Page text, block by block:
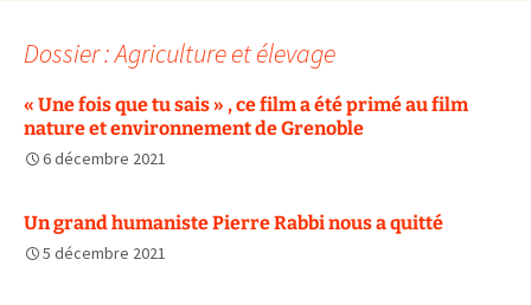
Dossier : Agriculture et élevage
« Une fois que tu sais » , ce film a été primé au film
nature et environnement de Grenoble
6 décembre 2021
Un grand humaniste Pierre Rabbi nous a quitté
5 décembre 2021